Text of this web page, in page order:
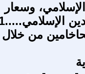
وسعار
الإسلامي.....1
من خلال